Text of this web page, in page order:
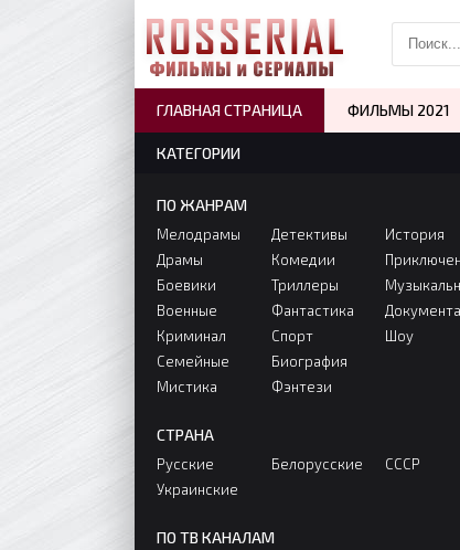
КАТЕГОРИИ
ПО ЖАНРАМ
Мелодрамы
Драмы
Боевики
Военные
Криминал
Семейные
Мистика
Детективы
Комедии
Триллеры
Фантастика
Спорт
Биография
Фэнтези
История
Шоу
СТРАНА
Русские
Украинские
Белорусские СССР
ПО ТВ КАНАЛАМ
ГЛАВНАЯ СТРАНИЦА ФИЛЬМЫ 2021